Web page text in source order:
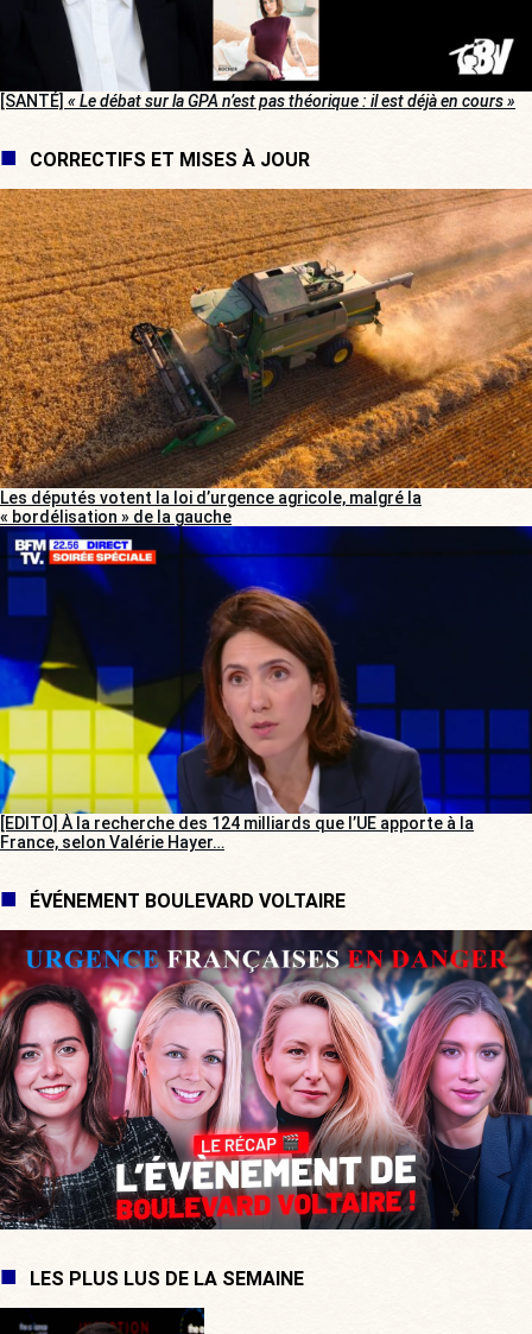
[SANTÉ] « Le débat sur la GPA n’est pas théorique : il est déjà en cours »
CORRECTIFS ET MISES À JOUR
Les députés votent la loi d’urgence agricole, malgré la
« bordélisation » de la gauche
[EDITO] À la recherche des 124 milliards que l’UE apporte à la
France, selon Valérie Hayer…
ÉVÉNEMENT BOULEVARD VOLTAIRE
LES PLUS LUS DE LA SEMAINE